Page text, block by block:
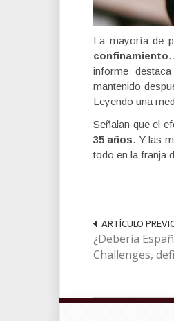
La mayoría de
confinamiento.
informe
mantenido
Leyendo una
Señalan que el
35 años. Y las
todo en la franja
ARTÍCULO
¿Debería
Challenges,